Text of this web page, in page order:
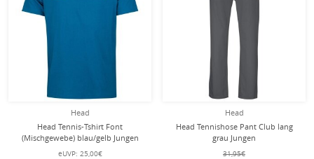
Head
Head Tennis-Tshirt Font
(Mischgewebe) blau/gelb Jungen
eUVP: 25,00€
Head
Head Tennishose Pant Club lang
grau Jungen
31,95€